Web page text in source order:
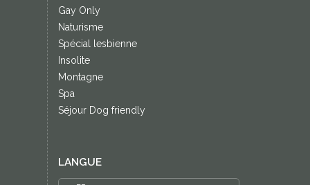
Gay Only
Naturisme
Spécial lesbienne
Insolite
Montagne
Spa
Séjour Dog friendly
LANGUE